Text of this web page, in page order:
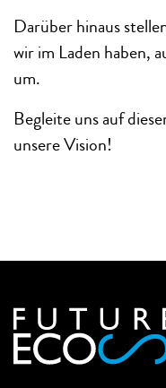
Darüber hinaus
wir im Laden haben,
um.
Begleite uns auf
unsere Vision!